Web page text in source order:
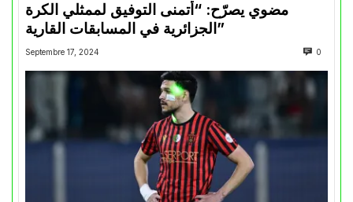
مضوي يصرّح: “أتمنى التوفيق لممثلي الكرة
الجزائرية في المسابقات القارية”
Septembre 17, 2024 0